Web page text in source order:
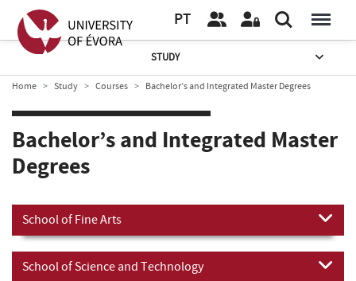
PT
STUDY
Home Study Courses Bachelor’s and Integrated Master Degrees
Bachelor’s and Integrated Master
Degrees
School of Fine Arts
School of Science and Technology